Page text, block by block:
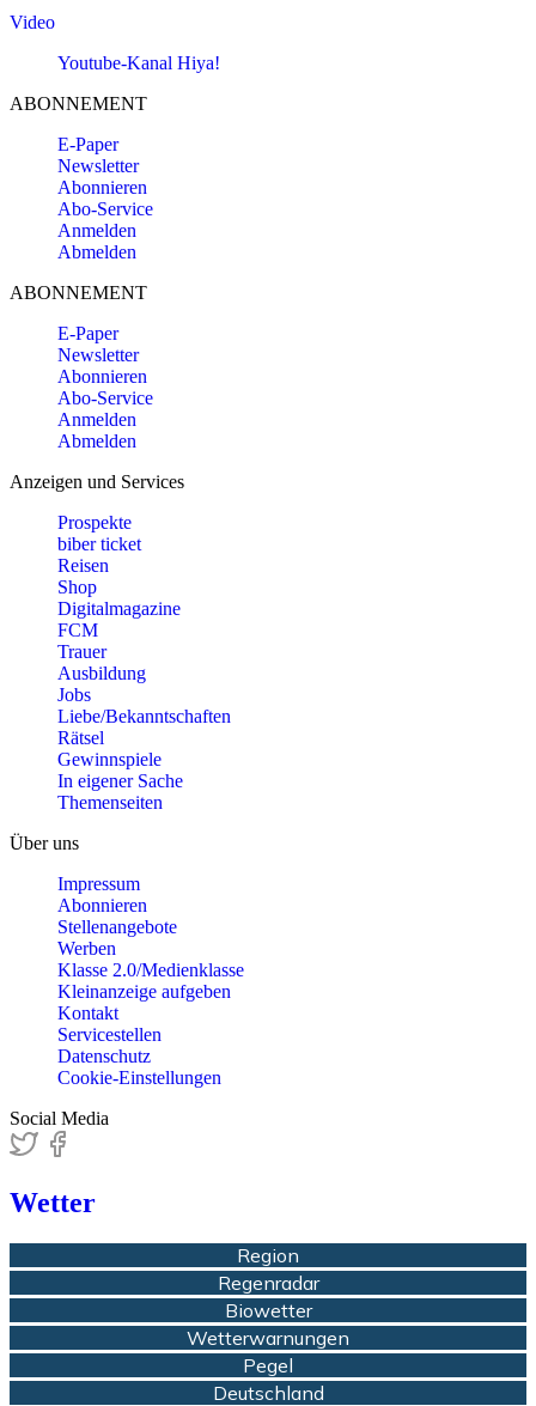
Video
Youtube-Kanal Hiya!
ABONNEMENT
E-Paper
Newsletter
Abonnieren
Abo-Service
Anmelden
Abmelden
ABONNEMENT
E-Paper
Newsletter
Abonnieren
Abo-Service
Anmelden
Abmelden
Anzeigen und Services
Prospekte
biber ticket
Reisen
Shop
Digitalmagazine
FCM
Trauer
Ausbildung
Jobs
Liebe/Bekanntschaften
Rätsel
Gewinnspiele
In eigener Sache
Themenseiten
Über uns
Impressum
Abonnieren
Stellenangebote
Werben
Klasse 2.0/Medienklasse
Kleinanzeige aufgeben
Kontakt
Servicestellen
Datenschutz
Cookie-Einstellungen
Social Media
Wetter
Region
Regenradar
Biowetter
Wetterwarnungen
Pegel
Deutschland